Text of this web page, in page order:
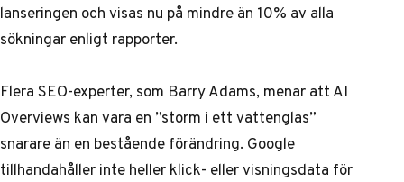
lanseringen och visas nu på mindre än 10% av alla
sökningar enligt rapporter.
Flera SEO-experter, som Barry Adams, menar att AI
Overviews kan vara en ”storm i ett vattenglas”
snarare än en bestående förändring. Google
tillhandahåller inte heller klick- eller visningsdata för